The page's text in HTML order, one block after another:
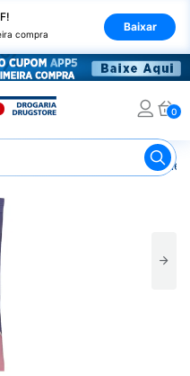
compra
Baixar
0